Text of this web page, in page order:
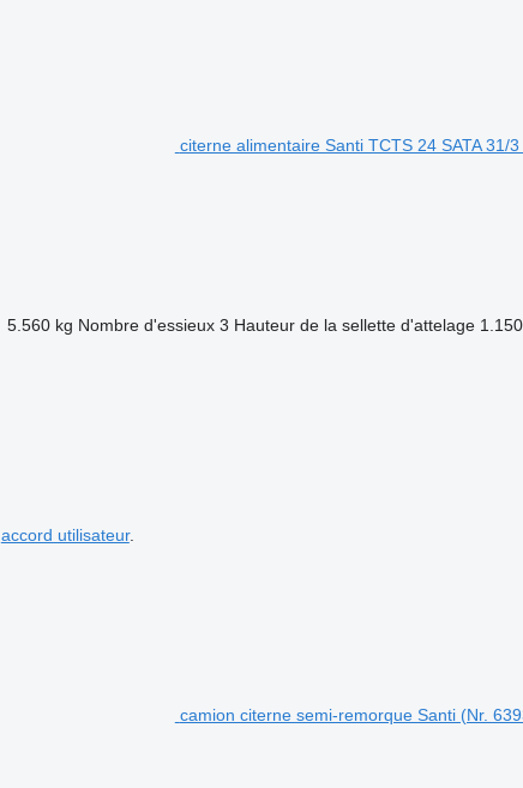
citerne alimentaire Santi TCTS 24 SATA 31/3
5.560 kg Nombre d'essieux 3 Hauteur de la sellette d'attelage
accord utilisateur.
camion citerne semi-remorque Santi (Nr.